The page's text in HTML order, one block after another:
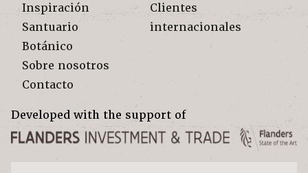
Inspiración
Santuario
Botánico
Sobre nosotros
Contacto
Clientes
internacionales
Developed with the support of